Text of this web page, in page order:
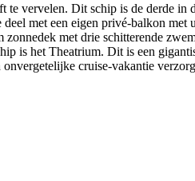
vervelen. Dit schip is de derde
met een eigen privé-balkon met
met drie schitterende
is het Theatrium. Dit is een
cruise-vakantie